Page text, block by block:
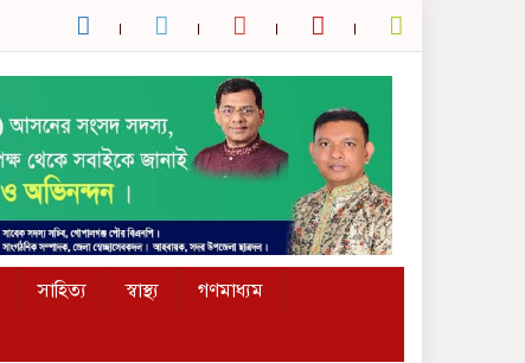
সাহিত্য স্বাস্থ্য
গণমাধ্যম